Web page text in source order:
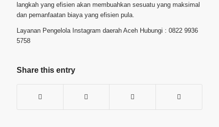
langkah yang efisien akan membuahkan sesuatu yang maksimal
dan pemanfaatan biaya yang efisien pula.
Layanan Pengelola Instagram daerah Aceh Hubungi : 0822 9936
5758
Share this entry